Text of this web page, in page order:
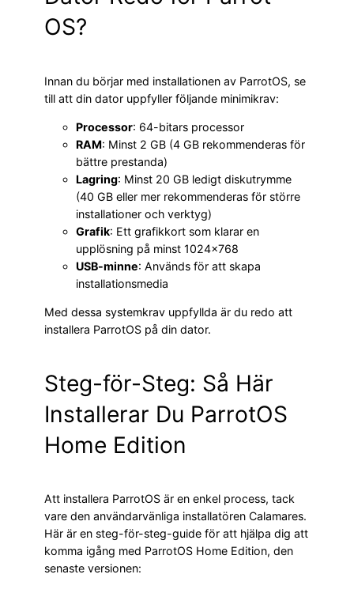
OS?
Innan du börjar med installationen av ParrotOS, se
till att din dator uppfyller följande minimikrav:
Processor: 64-bitars processor
RAM: Minst 2 GB (4 GB rekommenderas för
bättre prestanda)
Lagring: Minst 20 GB ledigt diskutrymme
(40 GB eller mer rekommenderas för större
installationer och verktyg)
Grafik: Ett grafikkort som klarar en
upplösning på minst 1024×768
USB-minne: Används för att skapa
installationsmedia
Med dessa systemkrav uppfyllda är du redo att
installera ParrotOS på din dator.
Steg-för-Steg: Så Här
Installerar Du ParrotOS
Home Edition
Att installera ParrotOS är en enkel process, tack
vare den användarvänliga installatören Calamares.
Här är en steg-för-steg-guide för att hjälpa dig att
komma igång med ParrotOS Home Edition, den
senaste versionen: